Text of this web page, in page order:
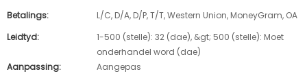
Betalings:
L/C, D/A, D/P, T/T, Western Union, MoneyGram, OA
Leidtyd:
1-500 (stelle): 32 (dae), &gt; 500 (stelle): Moet
onderhandel word (dae)
Aanpassing:
Aangepas